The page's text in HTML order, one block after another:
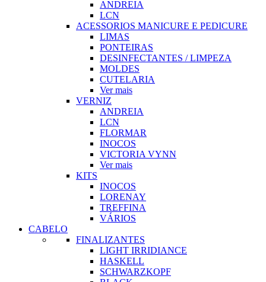
ANDREIA
LCN
ACESSORIOS MANICURE E PEDICURE
LIMAS
PONTEIRAS
DESINFECTANTES / LIMPEZA
MOLDES
CUTELARIA
Ver mais
VERNIZ
ANDREIA
LCN
FLORMAR
INOCOS
VICTORIA VYNN
Ver mais
KITS
INOCOS
LORENAY
TREFFINA
VÁRIOS
CABELO
FINALIZANTES
LIGHT IRRIDIANCE
HASKELL
SCHWARZKOPF